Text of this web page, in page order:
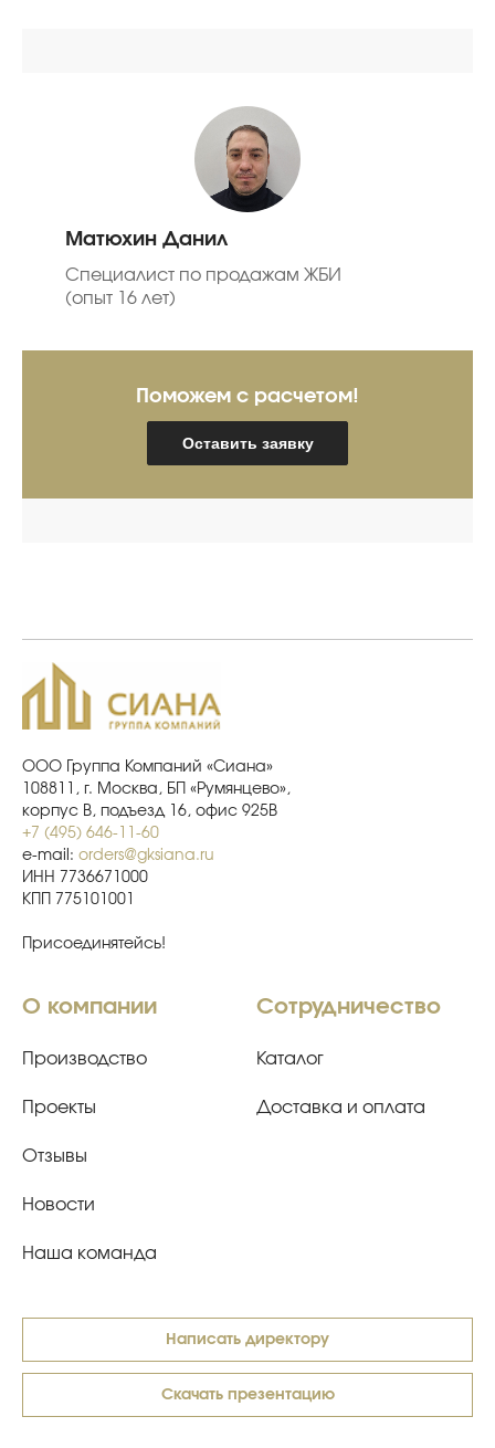
Матюхин Данил
Специалист по продажам ЖБИ
(опыт 16 лет)
Поможем с расчетом!
Оставить заявку
ООО Группа Компаний «Сиана»
108811, г. Москва, БП «Румянцево»,
корпус В, подъезд 16, офис 925В
+7 (495) 646-11-60
e-mail: orders@gksiana.ru
ИНН 7736671000
КПП 775101001
Присоединятейсь!
О компании
Производство
Проекты
Отзывы
Новости
Наша команда
Сотрудничество
Каталог
Доставка и оплата
Написать директору
Скачать презентацию